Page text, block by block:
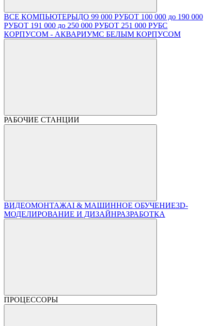
ВСЕ КОМПЬЮТЕРЫДО 99 000 РУБОТ 100 000 до 190 000
РУБОТ 191 000 до 250 000 РУБОТ 251 000 РУБС
КОРПУСОМ - АКВАРИУМС БЕЛЫМ КОРПУСОМ
РАБОЧИЕ СТАНЦИИ
ВИДЕОМОНТАЖAI & МАШИННОЕ ОБУЧЕНИЕ3D-
МОДЕЛИРОВАНИЕ И ДИЗАЙНРАЗРАБОТКА
ПРОЦЕССОРЫ